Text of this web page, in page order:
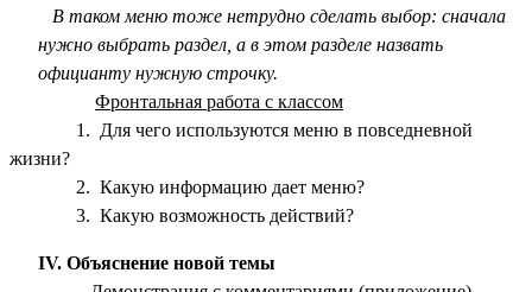
В таком меню тоже нетрудно сделать выбор: сначала
нужно выбрать раздел, а в этом разделе назвать
официанту нужную строчку.
Фронтальная работа с классом
1. Для чего используются меню в повседневной
жизни?
2. Какую информацию дает меню?
3. Какую возможность действий?
IV. Объяснение новой темы